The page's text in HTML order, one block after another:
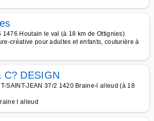
1476 Houtain le val (à 18 km de Ottignies)
créative pour adultes et enfants, couturière à
C? DESIGN
SAINT-JEAN 37/2 1420 Braine-l alleud (à 18
l alleud